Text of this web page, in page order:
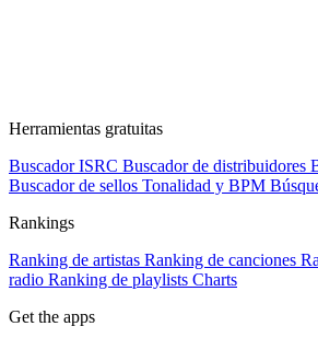
Herramientas gratuitas
Buscador ISRC Buscador de distribuidores
Buscador de sellos Tonalidad y BPM
Rankings
Ranking de artistas Ranking de canciones
radio Ranking de playlists Charts
Get the apps